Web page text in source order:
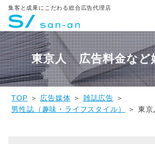
集客と成果にこだわる総合広告代理店
東京人 広告料金など
TOP ＞ 広告媒体 ＞ 雑誌広告 ＞
男性誌（趣味・ライフスタイル）
＞ 東京